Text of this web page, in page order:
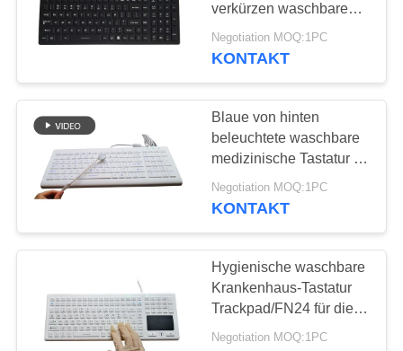
Medizinische
Computer-Maus
tragbare PC-
verkürzen waschbare
Spiel-Tastatur USBs
Negotiation MOQ:1PC
KONTAKT
Blaue von hinten
beleuchtete waschbare
medizinische Tastatur 98
befestigt die 4 Niveau-
Helligkeit FCC-
Negotiation MOQ:1PC
KONTAKT
Hygienische waschbare
Krankenhaus-Tastatur
Trackpad/FN24 für die
Handschuhe einfach zu
Negotiation MOQ:1PC